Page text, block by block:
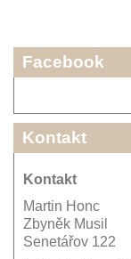
Facebook
Kontakt
Kontakt
Martin Honc
Zbyněk Musil
Senetářov 122